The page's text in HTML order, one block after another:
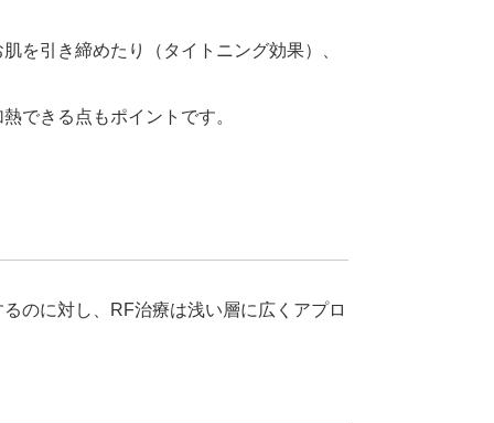
を引き締めたり（タイトニング効果）、
できる点もポイントです。
のに対し、RF治療は浅い層に広くアプロ